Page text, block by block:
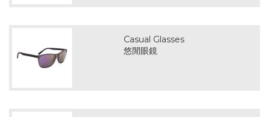
Casual Glasses
悠閒眼鏡